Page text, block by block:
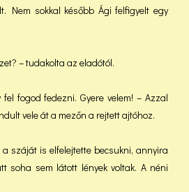
Nem sokkal később Ági felfigyelt egy
– tudakolta az eladótól.
fedezni. Gyere velem! – Azzal
vele át a mezőn a rejtett ajtóhoz.
száját is elfelejtette becsukni, annyira
soha sem látott lények voltak. A néni